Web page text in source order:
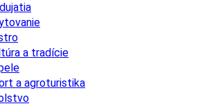
a tradície
a agroturistika